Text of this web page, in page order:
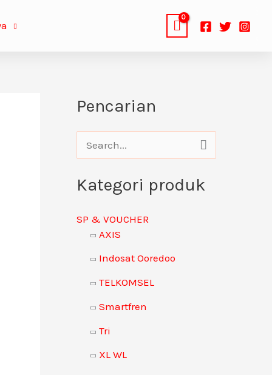
Pencarian
a
r
u
Kategori produk
SP & VOUCHER
AXIS
Indosat Ooredoo
TELKOMSEL
Smartfren
Tri
XL WL